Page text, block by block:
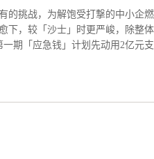
的挑战，为解饱受打撃的中小企
下，较「沙士」时更严峻，除整
期「应急钱」计划先动用2亿元